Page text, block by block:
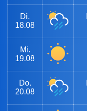
Di.
18.08
Mi.
19.08
Do.
20.08